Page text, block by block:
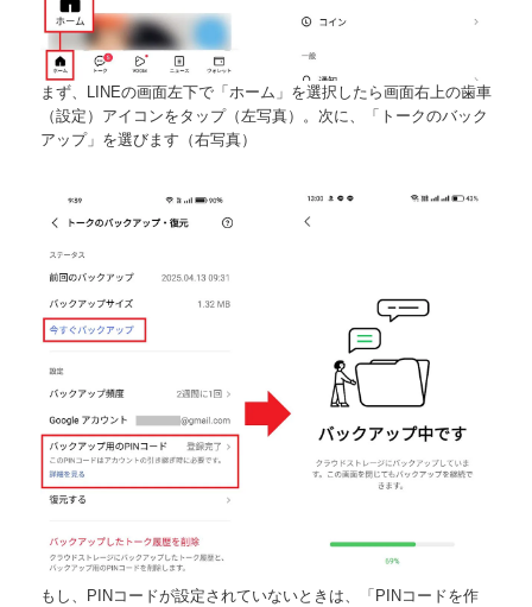
まず、LINEの画面左下で「ホーム」を選択したら画面右上の歯車
（設定）アイコンをタップ（左写真）。次に、「トークのバック
アップ」を選びます（右写真）
もし、PINコードが設定されていないときは、「PINコードを作